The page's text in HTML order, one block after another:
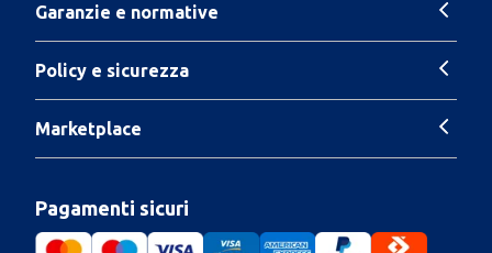
Garanzie e normative
Policy e sicurezza
Marketplace
Pagamenti sicuri